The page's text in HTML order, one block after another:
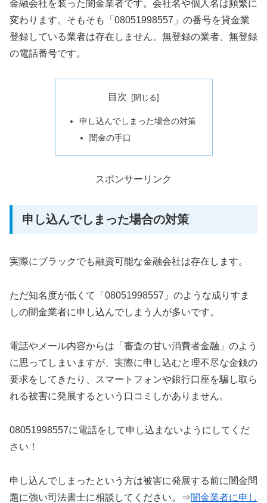
金融会社を装った闇金業者です。会社名や個人名は頻繁に
変わります。そもそも「08051998557」の番号を貸金業
登録している業者は存在しません。無登録の業者、無登録
の電話番号です。
目次
申し込んでしまった場合の対策
闇金の手口
スポンサーリンク
申し込んでしまった場合の対策
実際にブラックでも融資可能な金融会社は存在します。
ただ知名度が低くて「08051998557」のような成りすま
しの闇金業者に申し込んでしまう人が多いです。
電話やメール内容からは「審査の甘い消費者金融」のよう
に思ってしまいますが、実際に申し込むと理不尽な金銭の
要求をしてきたり、スマートフォンや銀行口座を騙し取ら
れる被害に発展するという口コミしかありません。
08051998557に電話をして申し込まないようにしてくだ
さい！
申し込んでしまったという方は被害に発展する前に闇金問
題に強い司法書士に相談してください。⇒闇金業者に申し